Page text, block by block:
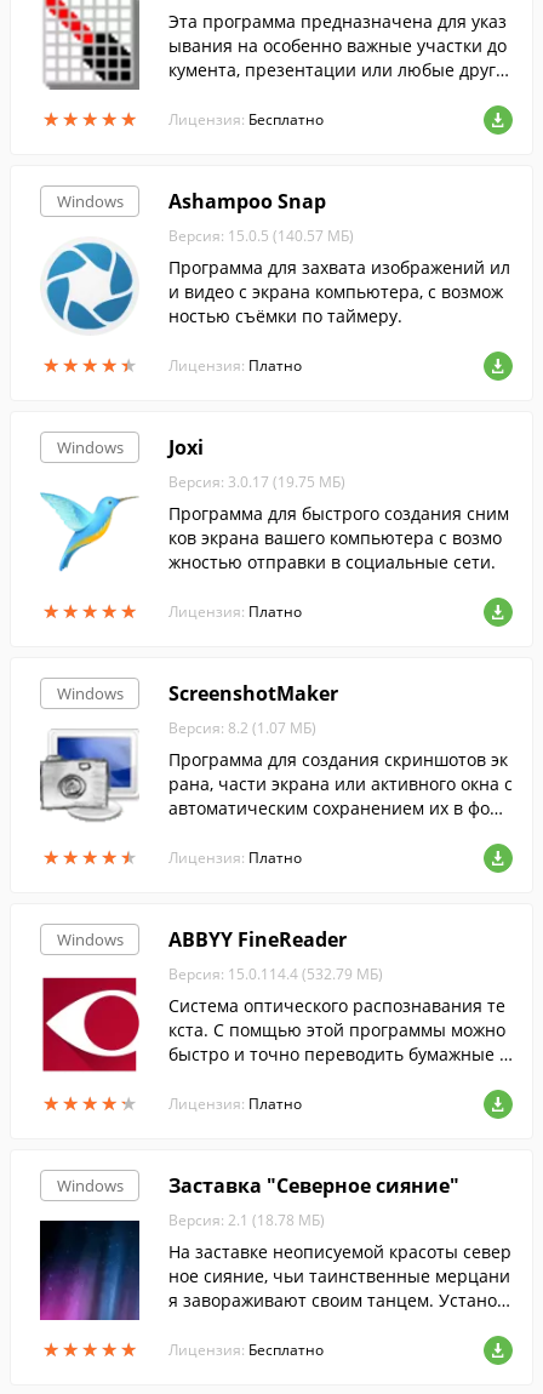
★★★★★
★★★★★
Эта программа предназначена для указ
ывания на особенно важные участки до
кумента, презентации или любые други
Лицензия: Бесплатно
Windows
★★★★★
★★★★★
Ashampoo Snap
Версия: 15.0.5 (140.57 МБ)
Программа для захвата изображений ил
и видео с экрана компьютера, с возмож
ностью съёмки по таймеру.
Лицензия: Платно
Windows
★★★★★
★★★★★
Joxi
Версия: 3.0.17 (19.75 МБ)
Программа для быстрого создания сним
ков экрана вашего компьютера с возмо
жностью отправки в социальные сети.
Лицензия: Платно
Windows
★★★★★
★★★★★
ScreenshotMaker
Версия: 8.2 (1.07 МБ)
Программа для создания скриншотов эк
рана, части экрана или активного окна с
автоматическим сохранением их в форм
ю пользователем директорию.
Лицензия: Платно
Windows
★★★★★
★★★★★
ABBYY FineReader
Версия: 15.0.114.4 (532.79 МБ)
Cистема оптического распознавания те
кста. С помщью этой программы можно
быстро и точно переводить бумажные д
рафии документов в редактируемый фо
Лицензия: Платно
Windows
★★★★★
★★★★★
Заставка "Северное сияние"
Версия: 2.1 (18.78 МБ)
На заставке неописуемой красоты север
ное сияние, чьи таинственные мерцани
я завораживают своим танцем. Установ
можете окунуться в таинство природы,
Лицензия: Бесплатно